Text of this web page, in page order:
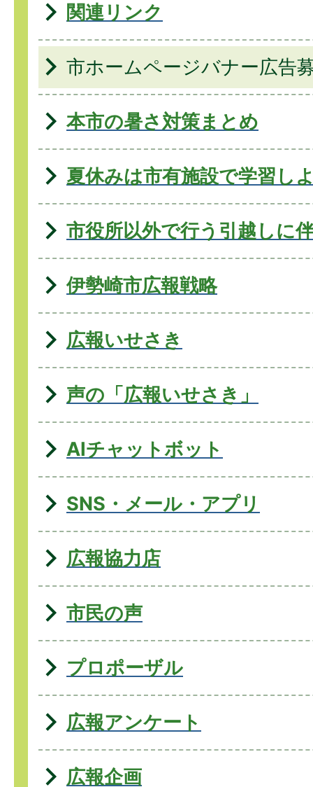
関連リンク
市ホームページバナー広告
本市の暑さ対策まとめ
夏休みは市有施設で学習し
市役所以外で行う引越しに
伊勢崎市広報戦略
広報いせさき
声の「広報いせさき」
AIチャットボット
SNS・メール・アプリ
広報協力店
市民の声
プロポーザル
広報アンケート
広報企画